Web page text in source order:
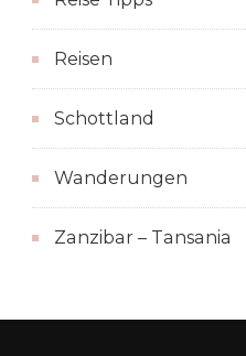
Reisen
Schottland
Wanderungen
Zanzibar – Tansania